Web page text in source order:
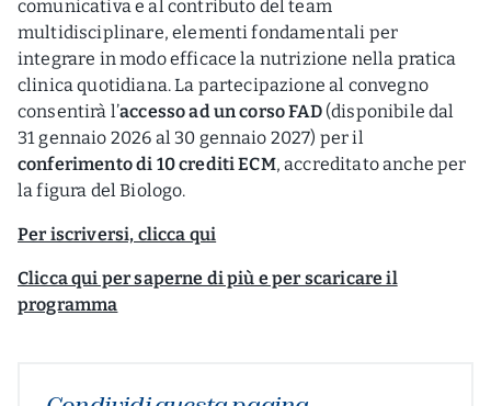
comunicativa e al contributo del team
multidisciplinare, elementi fondamentali per
integrare in modo efficace la nutrizione nella pratica
clinica quotidiana. La partecipazione al convegno
consentirà l’accesso ad un corso FAD (disponibile dal
31 gennaio 2026 al 30 gennaio 2027) per il
conferimento di 10 crediti ECM, accreditato anche per
la figura del Biologo.
Per iscriversi, clicca qui
Clicca qui per saperne di più e per scaricare il
programma